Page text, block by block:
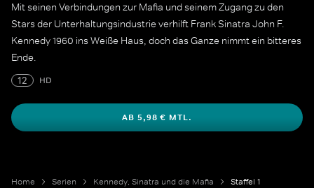
Mit seinen Verbindungen zur Mafia und seinem Zugang zu den
Stars der Unterhaltungsindustrie verhilft Frank Sinatra John F.
Kennedy 1960 ins Weiße Haus, doch das Ganze nimmt ein bitteres
Ende.
12
HD
AB 5,98 € MTL.
Home Serien Kennedy, Sinatra und die Mafia Staffel 1